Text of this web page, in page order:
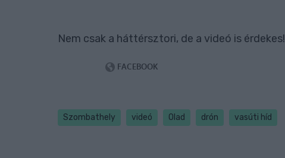
Nem csak a háttérsztori, de a videó is érdekes!
Szombathely videó Olad drón vasúti híd